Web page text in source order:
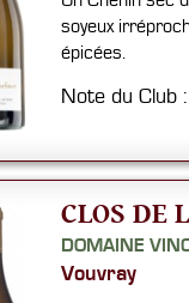
soyeux
épicées.
Note du Club
CLOS DE
DOMAINE
Vouvray